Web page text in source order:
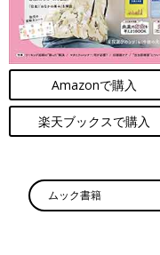
Amazonで購入
楽天ブックスで購入
ムック書籍